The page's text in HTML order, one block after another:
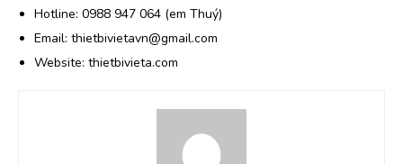
Hotline: 0988 947 064 (em Thuý)
Email: thietbivietavn@gmail.com
Website: thietbivieta.com